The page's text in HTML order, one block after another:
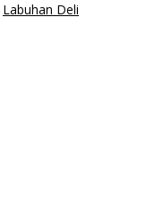
Labuhan Deli